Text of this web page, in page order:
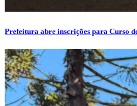
Prefeitura abre inscrições para Curso